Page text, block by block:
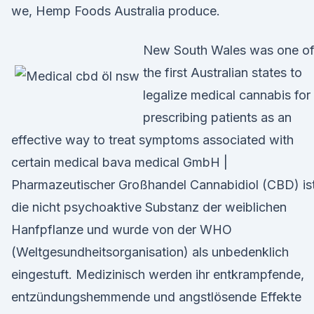
we, Hemp Foods Australia produce.
New South Wales was one of
the first Australian states to
legalize medical cannabis for
prescribing patients as an
effective way to treat symptoms associated with
certain medical bava medical GmbH |
Pharmazeutischer Großhandel Cannabidiol (CBD)
die nicht psychoaktive Substanz der weiblichen
Hanfpflanze und wurde von der WHO
(Weltgesundheitsorganisation) als unbedenklich
eingestuft. Medizinisch werden ihr entkrampfende,
entzündungshemmende und angstlösende Effekte